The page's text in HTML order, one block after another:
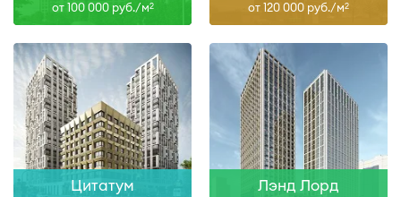
от 100 000 руб./м2 от 120 000 руб./м2
Цитатум Лэнд Лорд